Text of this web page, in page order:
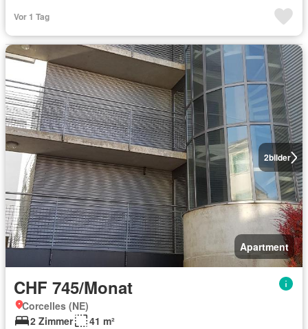
Vor 1 Tag
2bilder
Apartment
CHF 745/Monat
Corcelles (NE)
2 Zimmer
41 m²